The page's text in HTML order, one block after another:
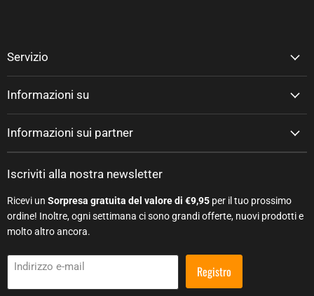
Servizio
Informazioni su
Informazioni sui partner
Iscriviti alla nostra newsletter
Ricevi un Sorpresa gratuita del valore di €9,95 per il tuo prossimo
ordine! Inoltre, ogni settimana ci sono grandi offerte, nuovi prodotti e
molto altro ancora.
Indirizzo e-mail Registro